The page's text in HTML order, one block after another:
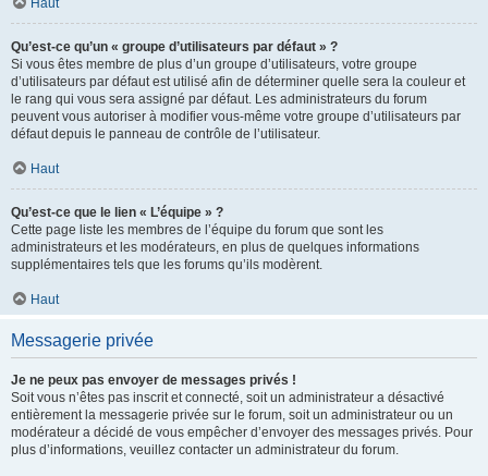
Haut
Qu’est-ce qu’un « groupe d’utilisateurs par défaut » ?
Si vous êtes membre de plus d’un groupe d’utilisateurs, votre groupe
d’utilisateurs par défaut est utilisé afin de déterminer quelle sera la couleur et
le rang qui vous sera assigné par défaut. Les administrateurs du forum
peuvent vous autoriser à modifier vous-même votre groupe d’utilisateurs par
défaut depuis le panneau de contrôle de l’utilisateur.
Haut
Qu’est-ce que le lien « L’équipe » ?
Cette page liste les membres de l’équipe du forum que sont les
administrateurs et les modérateurs, en plus de quelques informations
supplémentaires tels que les forums qu’ils modèrent.
Haut
Messagerie privée
Je ne peux pas envoyer de messages privés !
Soit vous n’êtes pas inscrit et connecté, soit un administrateur a désactivé
entièrement la messagerie privée sur le forum, soit un administrateur ou un
modérateur a décidé de vous empêcher d’envoyer des messages privés. Pour
plus d’informations, veuillez contacter un administrateur du forum.